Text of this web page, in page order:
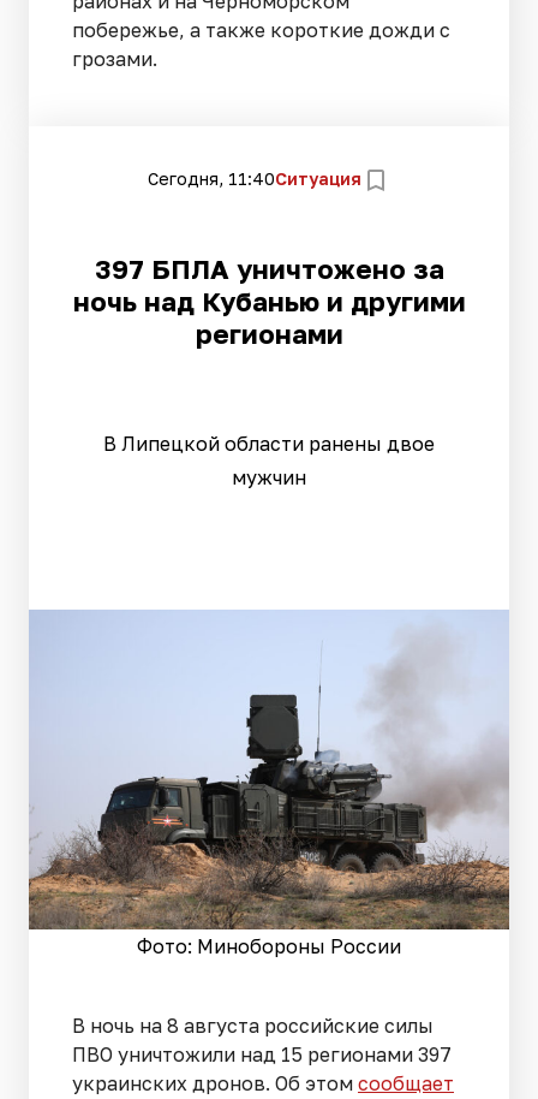
побережье, а также короткие дожди с
грозами.
Сегодня, 11:40Ситуация
397 БПЛА уничтожено за
ночь над Кубанью и другими
регионами
В Липецкой области ранены двое
мужчин
Фото: Минобороны России
В ночь на 8 августа российские силы
ПВО уничтожили над 15 регионами 397
украинских дронов. Об этом сообщает